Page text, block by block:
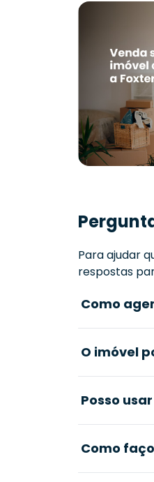
Para ajudar
respostas
Como
O imóvel
Posso
Como